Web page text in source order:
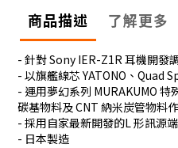
商品描述 了解更多
- 針對 Sony IER-Z1R 耳機開發
- 以旗艦線芯 YATONO、Quad
- 運用夢幻系列 MURAKUMO
碳基物料及 CNT 納米炭管物料
- 採用自家最新開發的L 形訊源
- 日本製造